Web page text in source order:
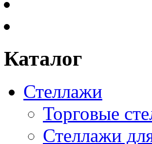
Каталог
Стеллажи
Торговые
Стеллажи